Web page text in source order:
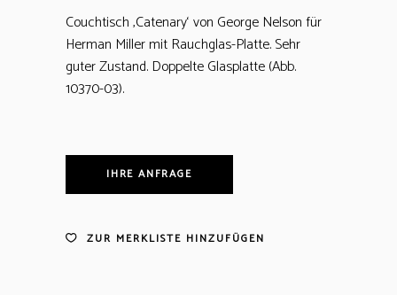
Couchtisch ‚Catenary‘ von George Nelson für
Herman Miller mit Rauchglas-Platte. Sehr
guter Zustand. Doppelte Glasplatte (Abb.
10370-03).
IHRE ANFRAGE
ZUR MERKLISTE HINZUFÜGEN